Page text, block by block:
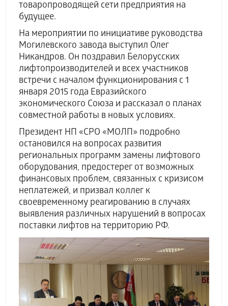
товаропроводящей сети предприятия на
будущее.
На мероприятии по инициативе руководства
Могилевского завода выступил Олег
Никандров. Он поздравил Белорусских
лифтопроизводителей и всех участников
встречи с началом функционирования с 1
января 2015 года Евразийского
экономического Союза и рассказал о планах
совместной работы в новых условиях.
Президент НП «СРО «МОЛП» подробно
остановился на вопросах развития
региональных программ замены лифтового
оборудования, предостерег от возможных
финансовых проблем, связанных с кризисом
неплатежей, и призвал коллег к
своевременному реагированию в случаях
выявления различных нарушений в вопросах
поставки лифтов на территорию РФ.